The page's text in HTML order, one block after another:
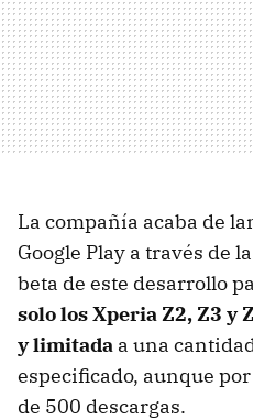
La compañía acaba de
Google Play a través de
beta de este desarrollo
solo los Xperia Z2, Z3 y
y limitada a una
especificado, aunque
de 500 descargas.